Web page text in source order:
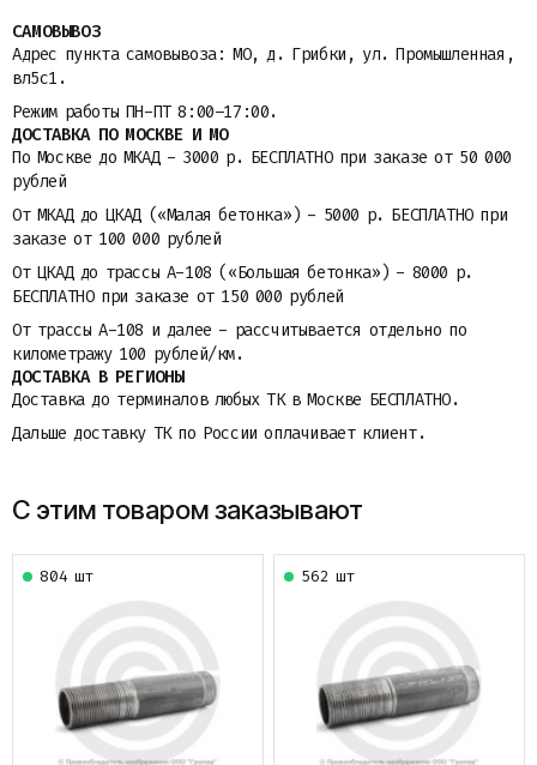
САМОВЫВОЗ
Адрес пункта самовывоза: МО, д. Грибки, ул. Промышленная,
вл5с1.
Режим работы ПН-ПТ 8:00–17:00.
ДОСТАВКА ПО МОСКВЕ И МО
По Москве до МКАД - 3000 р. БЕСПЛАТНО при заказе от 50 000
рублей
От МКАД до ЦКАД («Малая бетонка») - 5000 р. БЕСПЛАТНО при
заказе от 100 000 рублей
От ЦКАД до трассы A-108 («Большая бетонка») - 8000 р.
БЕСПЛАТНО при заказе от 150 000 рублей
От трассы A-108 и далее - рассчитывается отдельно по
километражу 100 рублей/км.
ДОСТАВКА В РЕГИОНЫ
Доставка до терминалов любых ТК в Москве БЕСПЛАТНО.
Дальше доставку ТК по России оплачивает клиент.
С этим товаром заказывают
804 шт 562 шт